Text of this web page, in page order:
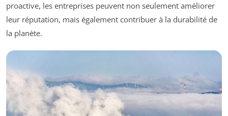
proactive, les entreprises peuvent non seulement améliorer
leur réputation, mais également contribuer à la durabilité de
la planète.